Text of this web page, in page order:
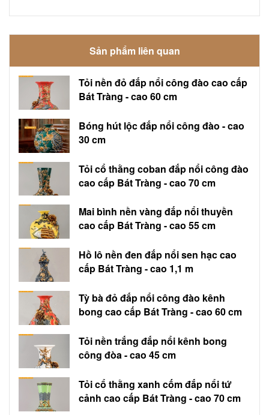
Sản phẩm liên quan
Tỏi nền đỏ đắp nổi công đào cao cấp
Bát Tràng - cao 60 cm
Bóng hút lộc đắp nổi công đào - cao
30 cm
Tỏi cổ thằng coban đắp nổi công đào
cao cấp Bát Tràng - cao 70 cm
Mai bình nền vàng đắp nổi thuyền
cao cấp Bát Tràng - cao 55 cm
Hồ lô nền đen đắp nổi sen hạc cao
cấp Bát Tràng - cao 1,1 m
Tỳ bà đỏ đắp nổi công đào kênh
bong cao cấp Bát Tràng - cao 60 cm
Tỏi nền trắng đắp nổi kênh bong
công đòa - cao 45 cm
Tỏi cổ thằng xanh cốm đắp nổi tứ
cảnh cao cấp Bát Tràng - cao 70 cm